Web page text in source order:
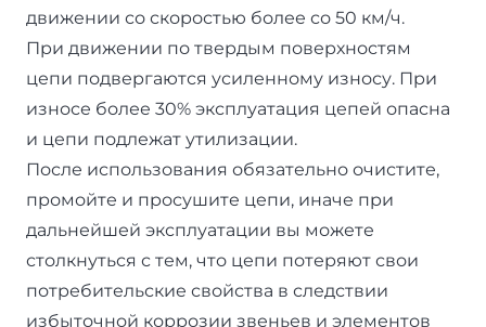
движении со скоростью более со 50 км/ч.
При движении по твердым поверхностям
цепи подвергаются усиленному износу. При
износе более 30% эксплуатация цепей опасна
и цепи подлежат утилизации.
После использования обязательно очистите,
промойте и просушите цепи, иначе при
дальнейшей эксплуатации вы можете
столкнуться с тем, что цепи потеряют свои
потребительские свойства в следствии
избыточной коррозии звеньев и элементов